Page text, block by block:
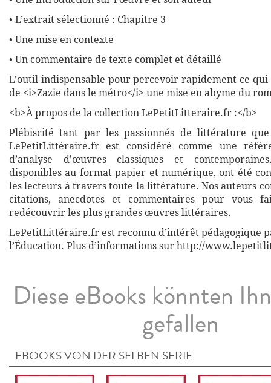
• L’extrait sélectionné : Chapitre 3
• Une mise en contexte
• Un commentaire de texte complet et détaillé
L’outil indispensable pour percevoir rapidement ce
de <i>Zazie dans le métro</i> une mise en abyme du
<b>À propos de la collection LePetitLitteraire.fr :</b>
Plébiscité tant par les passionnés de littérature
LePetitLittéraire.fr est considéré comme une
d’analyse d’œuvres classiques et
disponibles au format papier et numérique, ont été
les lecteurs à travers toute la littérature. Nos auteurs
citations, anecdotes et commentaires pour vous
redécouvrir les plus grandes œuvres littéraires.
LePetitLittéraire.fr est reconnu d’intérêt pédagogique
l’Éducation. Plus d’informations sur http://
Diese eBooks könnten
gefallen
EBOOKS VON DER SELBEN SERIE